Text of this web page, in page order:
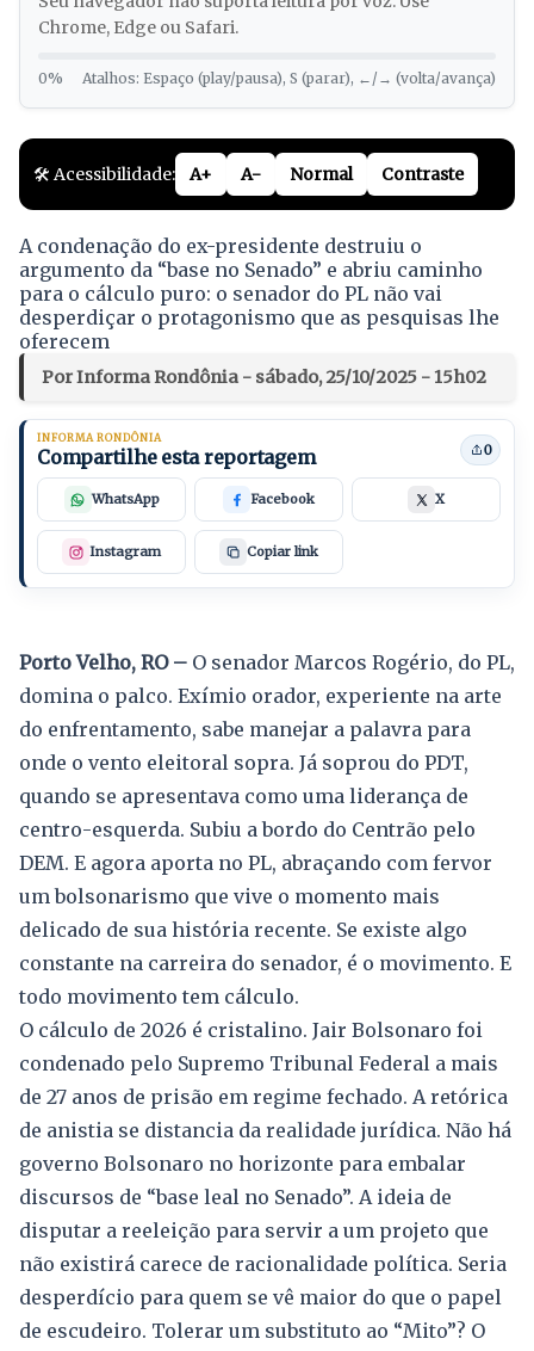
Chrome, Edge ou Safari.
0% Atalhos: Espaço (play/pausa), S (parar), ←/→ (volta/avança)
🛠️ Acessibilidade: A+ A- Normal Contraste
A condenação do ex-presidente destruiu o
argumento da “base no Senado” e abriu caminho
para o cálculo puro: o senador do PL não vai
desperdiçar o protagonismo que as pesquisas lhe
oferecem
Por Informa Rondônia - sábado, 25/10/2025 - 15h02
INFORMA RONDÔNIA
Compartilhe esta reportagem 0
WhatsApp Facebook X
Instagram Copiar link
Porto Velho, RO – O senador Marcos Rogério, do PL,
domina o palco. Exímio orador, experiente na arte
do enfrentamento, sabe manejar a palavra para
onde o vento eleitoral sopra. Já soprou do PDT,
quando se apresentava como uma liderança de
centro-esquerda. Subiu a bordo do Centrão pelo
DEM. E agora aporta no PL, abraçando com fervor
um bolsonarismo que vive o momento mais
delicado de sua história recente. Se existe algo
constante na carreira do senador, é o movimento. E
todo movimento tem cálculo.
O cálculo de 2026 é cristalino. Jair Bolsonaro foi
condenado pelo Supremo Tribunal Federal a mais
de 27 anos de prisão em regime fechado. A retórica
de anistia se distancia da realidade jurídica. Não há
governo Bolsonaro no horizonte para embalar
discursos de “base leal no Senado”. A ideia de
disputar a reeleição para servir a um projeto que
não existirá carece de racionalidade política. Seria
desperdício para quem se vê maior do que o papel
de escudeiro. Tolerar um substituto ao “Mito”? O